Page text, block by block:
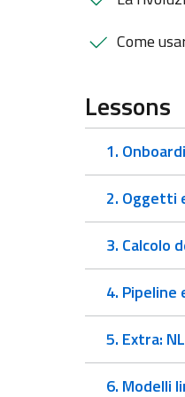
Come
Lessons
1.
2. Oggetti
3. Calcolo
4. Pipeline
5. Extra:
6. Modelli